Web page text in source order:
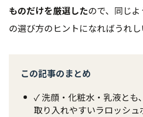
ものだけを厳選したので、同じ
の選び方のヒントになればうれし
この記事のまとめ
✓ 洗顔・化粧水・乳液とも
取り入れやすいラロッシュ